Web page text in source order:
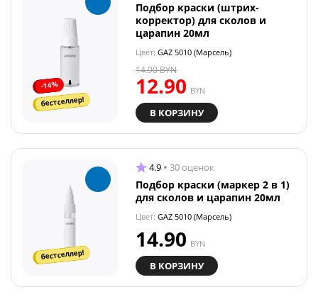
-14%
бестселлер!
Подбор краски (штрих-
корректор) для сколов и
царапин 20мл
Цвет: GAZ 5010 (Марсель)
12.90 BYN
14.90BYN
В КОРЗИНУ
бестселлер!
4.9 30 оценок
Подбор краски (маркер 2 в 1)
для сколов и царапин 20мл
Цвет: GAZ 5010 (Марсель)
14.90 BYN
В КОРЗИНУ